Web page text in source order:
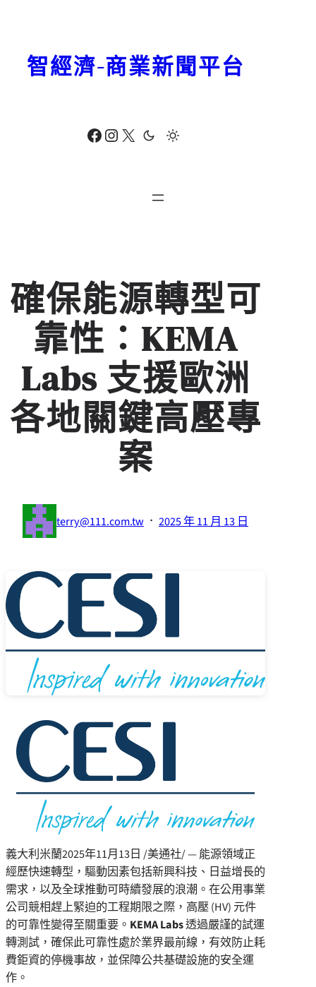
Facebook Instagram X
智經濟-商業新聞平台
確保能源轉型可
靠性：KEMA
Labs 支援歐洲
各地關鍵高壓專
案
terry@111.com.tw · 2025 年 11 月 13 日
義大利米蘭2025年11月13日 /美通社/ — 能源領域正
經歷快速轉型，驅動因素包括新興科技、日益增長的
需求，以及全球推動可時續發展的浪潮。在公用事業
公司競相趕上緊迫的工程期限之際，高壓 (HV) 元件
的可靠性變得至關重要。 KEMA Labs透過嚴謹的試運
轉測試，確保此可靠性處於業界最前線，有效防止耗
費鉅資的停機事故，並保障公共基礎設施的安全運
作。